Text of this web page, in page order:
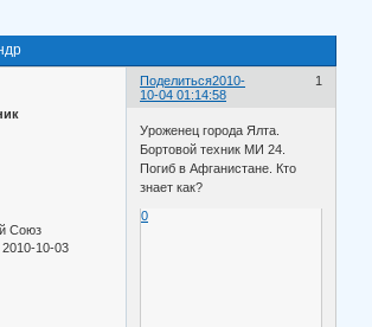
Поделиться 1
2010-
10-04 01:14:58
Союз
2010-10-03
Уроженец города Ялта.
Бортовой техник МИ 24.
Погиб в Афганистане. Кто
знает как?
0